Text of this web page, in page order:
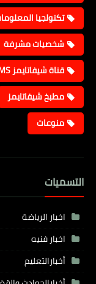
تكنولجيا
شخصيات مشرفة
قناة شيفاتايمز TV / SHEFATAIMS
مطبخ شيفاتايمز
منوعات
التسميات
اخبار الرياضة
اخبار فنيه
أخبارالتعليم